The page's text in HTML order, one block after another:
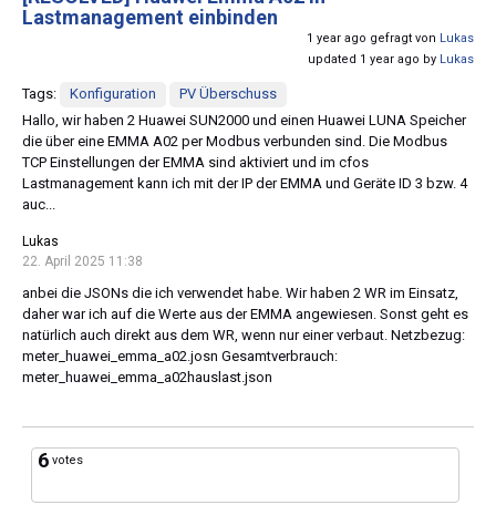
Lastmanagement einbinden
1 year ago gefragt von Lukas
updated 1 year ago by Lukas
Tags: Konfiguration
PV Überschuss
Hallo, wir haben 2 Huawei SUN2000 und einen Huawei LUNA Speicher
die über eine EMMA A02 per Modbus verbunden sind. Die Modbus
TCP Einstellungen der EMMA sind aktiviert und im cfos
Lastmanagement kann ich mit der IP der EMMA und Geräte ID 3 bzw. 4
auc...
Lukas
22. April 2025 11:38
anbei die JSONs die ich verwendet habe. Wir haben 2 WR im Einsatz,
daher war ich auf die Werte aus der EMMA angewiesen. Sonst geht es
natürlich auch direkt aus dem WR, wenn nur einer verbaut. Netzbezug:
meter_huawei_emma_a02.josn Gesamtverbrauch:
meter_huawei_emma_a02hauslast.json
6 votes